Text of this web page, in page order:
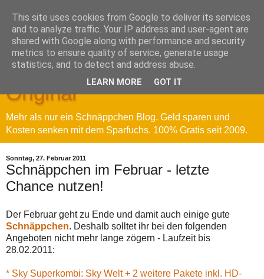
Sparfuchs' Blog - Das
Original
Mehr als nur ein Schnäppchen Blog. Geld sparen und
Kosten senken mit dem Sparfuchs. 100% Gratis seit 2009.
Sonntag, 27. Februar 2011
Schnäppchen im Februar - letzte
Chance nutzen!
Der Februar geht zu Ende und damit auch einige gute
Schnäppchen. Deshalb solltet ihr bei den folgenden
Angeboten nicht mehr lange zögern - Laufzeit bis
28.02.2011:
* Sky Superkombi: Sky Welt + 2 weitere Pakete inkl. HD-
This site uses cookies from Google to deliver its services
and to analyze traffic. Your IP address and user-agent are
shared with Google along with performance and security
metrics to ensure quality of service, generate usage
statistics, and to detect and address abuse.
LEARN MORE GOT IT